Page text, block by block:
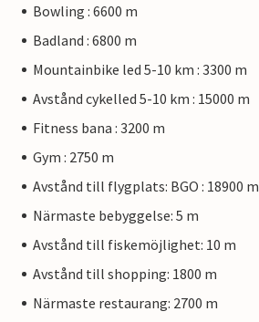
Bowling : 6600 m
Badland : 6800 m
Mountainbike led 5-10 km : 3300 m
Avstånd cykelled 5-10 km : 15000 m
Fitness bana : 3200 m
Gym : 2750 m
Avstånd till flygplats: BGO : 18900 m
Närmaste bebyggelse: 5 m
Avstånd till fiskemöjlighet: 10 m
Avstånd till shopping: 1800 m
Närmaste restaurang: 2700 m